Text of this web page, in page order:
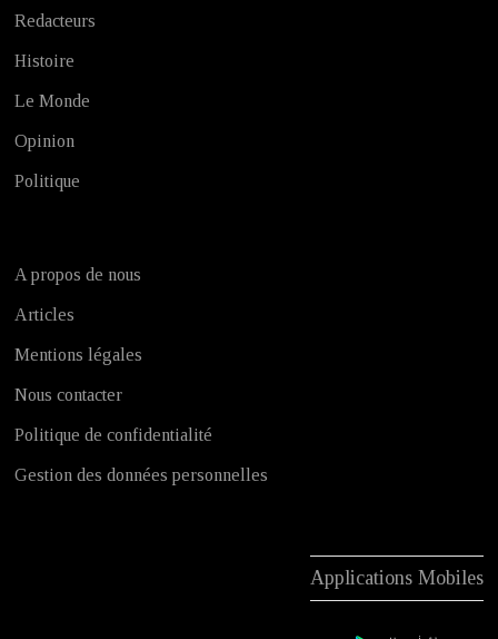
Redacteurs
Histoire
Le Monde
Opinion
Politique
A propos de nous
Articles
Mentions légales
Nous contacter
Politique de confidentialité
Gestion des données personnelles
Applications Mobiles